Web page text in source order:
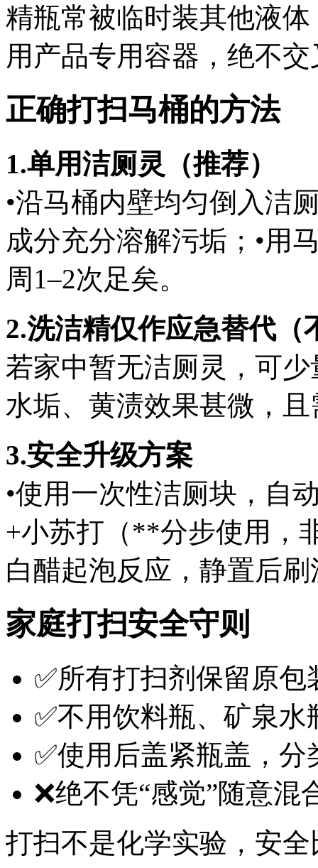
精瓶常被临时装其他液
用产品专用容器，绝不
正确打扫马桶的方法
1.单用洁厕灵（推荐）
•沿马桶内壁均匀倒入洁
成分充分溶解污垢；•用
周1–2次足矣。
2.洗洁精仅作应急替代（
若家中暂无洁厕灵，可
水垢、黄渍效果甚微，
3.安全升级方案
•使用一次性洁厕块，自
+小苏打（**分步使用，
白醋起泡反应，静置后
家庭打扫安全守则
✅所有打扫剂保留原
✅不用饮料瓶、矿泉
✅使用后盖紧瓶盖，
❌绝不凭“感觉”随意混
打扫不是化学实验，安